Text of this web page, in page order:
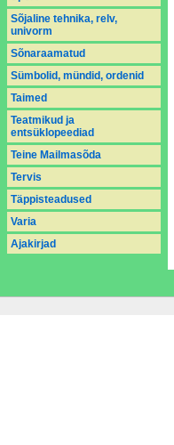
Sõjaline tehnika, relv,
univorm
Sõnaraamatud
Sümbolid, mündid, ordenid
Taimed
Teatmikud ja
entsüklopeediad
Teine Mailmasõda
Tervis
Täppisteadused
Varia
Аjakirjad